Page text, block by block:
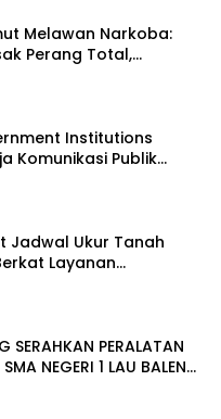
Melawan Narkoba:
Perang Total,
Benteng Utama
Institutions
Komunikasi Publik
Kembali Diakui
Jadwal Ukur Tanah
Layanan
SERAHKAN PERALATAN
NEGERI 1 LAU BALENG